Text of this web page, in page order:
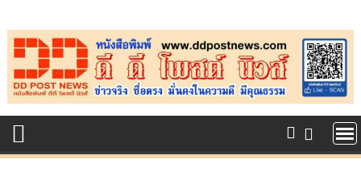
to
content